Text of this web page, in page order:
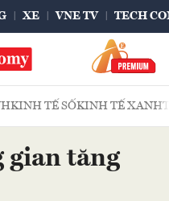
XE VNE TV TECH
KINH TẾ SỐKINH TẾ XANH
gian tăng